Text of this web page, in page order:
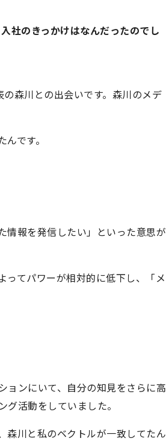
社のきっかけはなんだったのでし
森川との出会いです。森川のメデ
です。
情報を発信したい」といった意思が
ってパワーが相対的に低下し、「メ
ョンにいて、自分の知見をさらに高
活動をしていました。
森川と私のベクトルが一致してたん